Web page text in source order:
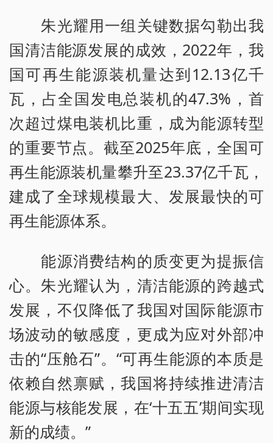
朱光耀用一组关键数据勾勒出我
国清洁能源发展的成效，2022年，我
国可再生能源装机量达到12.13亿千
瓦，占全国发电总装机的47.3%，首
次超过煤电装机比重，成为能源转型
的重要节点。截至2025年底，全国可
再生能源装机量攀升至23.37亿千瓦，
建成了全球规模最大、发展最快的可
再生能源体系。
能源消费结构的质变更为提振信
心。朱光耀认为，清洁能源的跨越式
发展，不仅降低了我国对国际能源市
场波动的敏感度，更成为应对外部冲
击的“压舱石”。“可再生能源的本质是
依赖自然禀赋，我国将持续推进清洁
能源与核能发展，在‘十五五’期间实现
新的成绩。”